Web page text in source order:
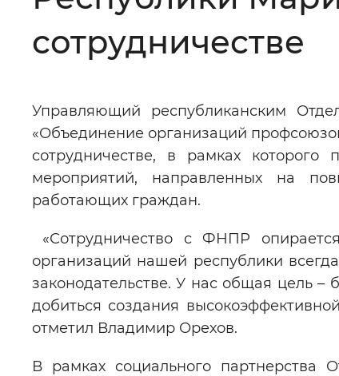
Звуковой ассистент:
Вернуть стандартные
сотрудничестве
Управляющий республиканским
«Объединение организаций
сотрудничестве, в рамках
мероприятий, направленных на
работающих граждан.
«Сотрудничество с ФНПР
организаций нашей республики
законодательстве. У нас общая цель
добиться создания
отметил Владимир Орехов.
В рамках социального партнерства